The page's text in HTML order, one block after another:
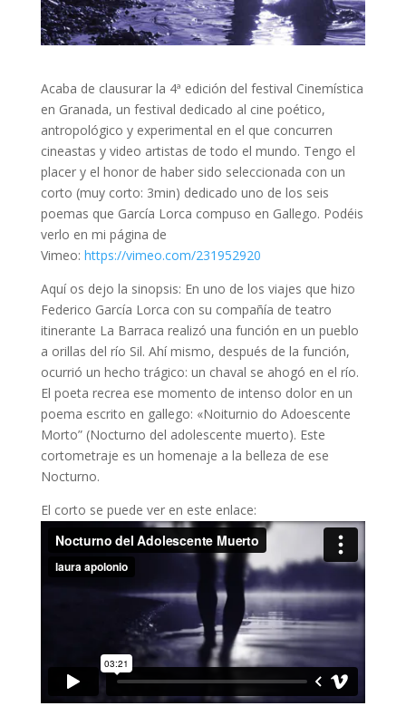
Acaba de clausurar la 4ª edición del festival Cinemística
en Granada, un festival dedicado al cine poético,
antropológico y experimental en el que concurren
cineastas y video artistas de todo el mundo. Tengo el
placer y el honor de haber sido seleccionada con un
corto (muy corto: 3min) dedicado uno de los seis
poemas que García Lorca compuso en Gallego. Podéis
verlo en mi página de
Vimeo: https://vimeo.com/231952920
Aquí os dejo la sinopsis: En uno de los viajes que hizo
Federico García Lorca con su compañía de teatro
itinerante La Barraca realizó una función en un pueblo
a orillas del río Sil. Ahí mismo, después de la función,
ocurrió un hecho trágico: un chaval se ahogó en el río.
El poeta recrea ese momento de intenso dolor en un
poema escrito en gallego: «Noiturnio do Adoescente
Morto” (Nocturno del adolescente muerto). Este
cortometraje es un homenaje a la belleza de ese
Nocturno.
El corto se puede ver en este enlace: